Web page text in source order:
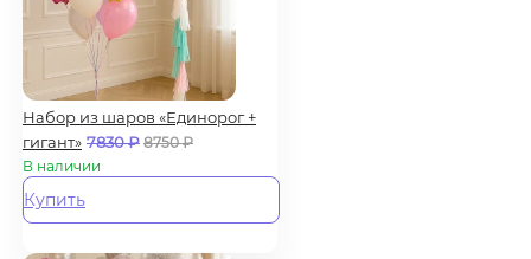
Набор из шаров «Единорог +
гигант» 7830₽ 8750₽
В наличии
Купить